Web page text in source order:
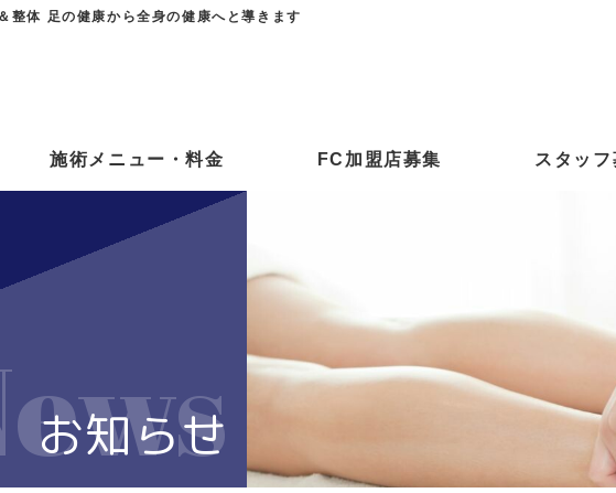
整体 足の健康から全身の健康へと導きます
施術メニュー・料金 FC加盟店募集 スタッフ
お知らせ